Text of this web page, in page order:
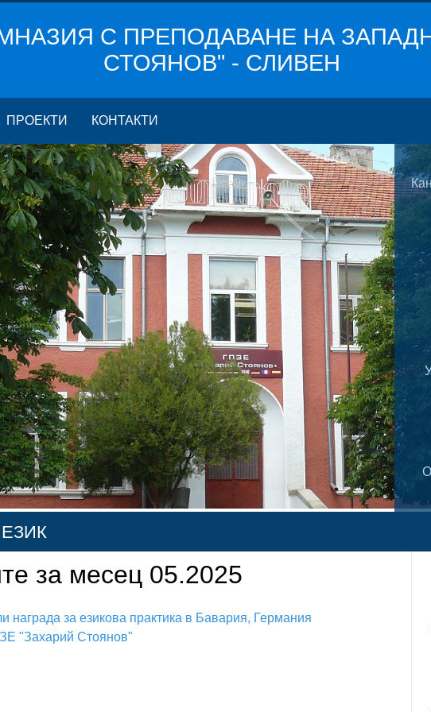
С ПРЕПОДАВАНЕ НА
СТОЯНОВ" - СЛИВЕН
ПРОЕКТИ КОНТАКТИ
за месец 05.2025
награда за езикова практика в Бавария, Германия
"Захарий Стоянов"